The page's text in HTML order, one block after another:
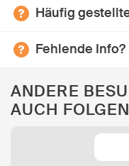
Häufig
Fehlende Info?
ANDERE
AUCH